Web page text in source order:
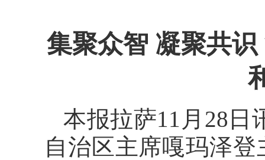
集聚众智 凝聚共
本报拉萨11月28日
自治区主席嘎玛泽